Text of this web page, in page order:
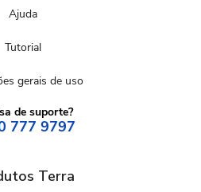
Ajuda
Tutorial
gerais de uso
de suporte?
777 9797
Terra